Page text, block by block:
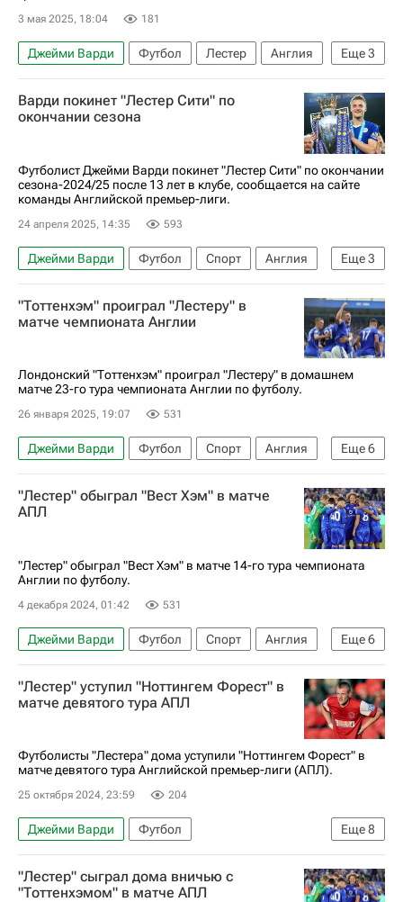
3 мая 2025, 18:04 181
Еще3
Джейми Варди Футбол Лестер
Англия
Лестер Сити
Саутгемптон
АПЛ 2026-2027 (Чемпионат Англии по футболу)
Варди покинет "Лестер Сити" по
окончании сезона
Футболист Джейми Варди покинет "Лестер Сити" по окончании
сезона-2024/25 после 13 лет в клубе, сообщается на сайте
команды Английской премьер-лиги.
24 апреля 2025, 14:35 593
Еще3
Джейми Варди Футбол Спорт
Англия
Лестер Сити
Флитвуд Таун Ипсвич Таун
"Тоттенхэм" проиграл "Лестеру" в
матче чемпионата Англии
Лондонский "Тоттенхэм" проиграл "Лестеру" в домашнем
матче 23-го тура чемпионата Англии по футболу.
26 января 2025, 19:07 531
Еще6
Джейми Варди Футбол Спорт
Англия
Лондон
Ришарлисон
Тоттенхэм Хотспур
Лестер Сити
Брентфорд
АПЛ 2026-2027 (Чемпионат Англии по футболу)
"Лестер" обыграл "Вест Хэм" в матче
АПЛ
"Лестер" обыграл "Вест Хэм" в матче 14-го тура чемпионата
Англии по футболу.
4 декабря 2024, 01:42 531
Еще6
Джейми Варди Футбол Спорт
Англия
Руд ван Нистелрой
Патсон Дака
Лестер Сити
Вест Хэм (до 21 года)
АПЛ 2026-2027 (Чемпионат Англии по футболу)
"Лестер" уступил "Ноттингем Форест" в
матче девятого тура АПЛ
Футболисты "Лестера" дома уступили "Ноттингем Форест" в
матче девятого тура Английской премьер-лиги (АПЛ).
25 октября 2024, 23:59 204
Еще8
Джейми Варди
Футбол
Вест Хэм (до 21 года)
Ипсвич Таун
Ноттингем Форест
Крис Вуд
"Лестер" сыграл дома вничью с
"Тоттенхэмом" в матче АПЛ